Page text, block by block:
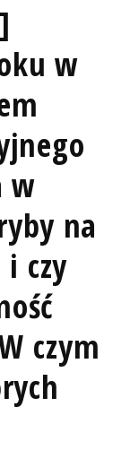
w
w
na
czy
czym